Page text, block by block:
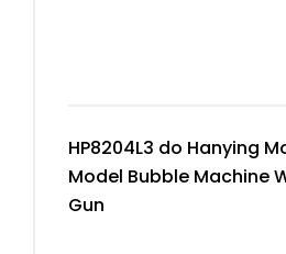
HP8204L3 do Hanying
Model Bubble Machine
Gun